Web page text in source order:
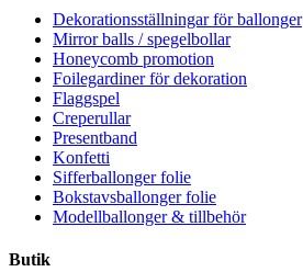
Dekorationsställningar för ballonger
Mirror balls / spegelbollar
Honeycomb promotion
Foilegardiner för dekoration
Flaggspel
Creperullar
Presentband
Konfetti
Sifferballonger folie
Bokstavsballonger folie
Modellballonger & tillbehör
Butik